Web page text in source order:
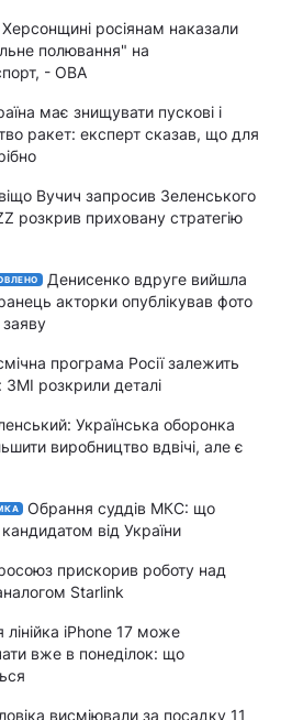
росіянам наказали
полювання" на
- ОВА
має знищувати пускові і
ракет: експерт сказав, що для
Вучич запросив Зеленського
розкрив приховану стратегію
Денисенко вдруге вийшла
акторки опублікував фото
програма Росії залежить
ЗМІ розкрили деталі
Українська оборонка
виробництво вдвічі, але є
Обрання суддів МКС: що
від України
прискорив роботу над
Starlink
лінійка iPhone 17 може
вже в понеділок: що
висміювали за посадку 11